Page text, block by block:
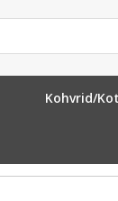
Kohvrid/